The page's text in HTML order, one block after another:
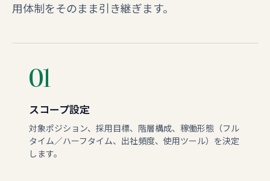
用体制をそのまま引き継ぎます。
01
スコープ設定
対象ポジション、採用目標、階層構成、稼働形態（フル
タイム／ハーフタイム、出社頻度、使用ツール）を決定
します。